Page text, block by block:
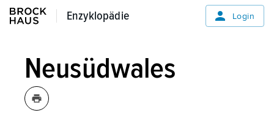
Enzyklopädie
Enzyklopädie Login
Neusüdwales